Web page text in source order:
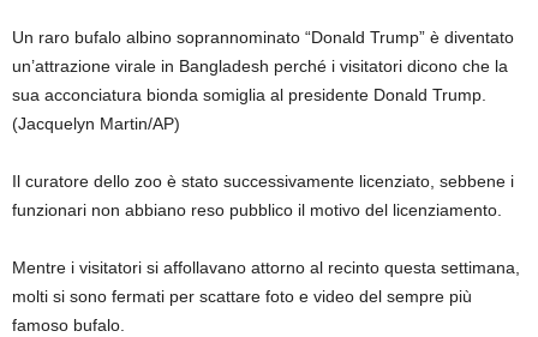
Un raro bufalo albino soprannominato “Donald Trump” è diventato
un’attrazione virale in Bangladesh perché i visitatori dicono che la
sua acconciatura bionda somiglia al presidente Donald Trump.
(Jacquelyn Martin/AP)
Il curatore dello zoo è stato successivamente licenziato, sebbene i
funzionari non abbiano reso pubblico il motivo del licenziamento.
Mentre i visitatori si affollavano attorno al recinto questa settimana,
molti si sono fermati per scattare foto e video del sempre più
famoso bufalo.